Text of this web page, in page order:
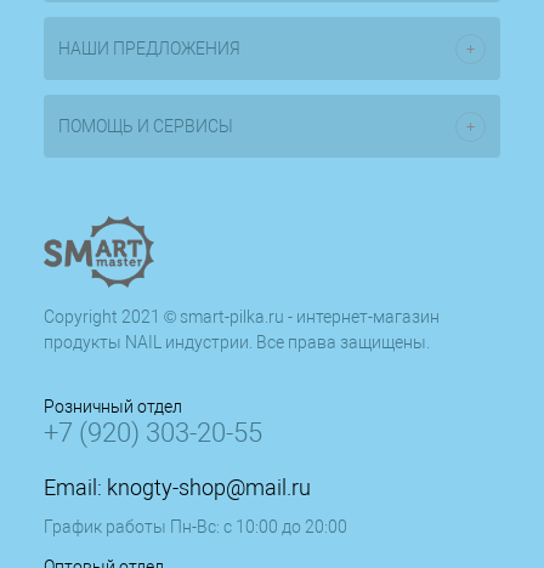
НАШИ ПРЕДЛОЖЕНИЯ
ПОМОЩЬ И СЕРВИСЫ
Copyright 2021 © smart-pilka.ru - интернет-магазин
продукты NAIL индустрии. Все права защищены.
Розничный отдел
+7 (920) 303-20-55
Email: knogty-shop@mail.ru
График работы Пн-Вс: с 10:00 до 20:00